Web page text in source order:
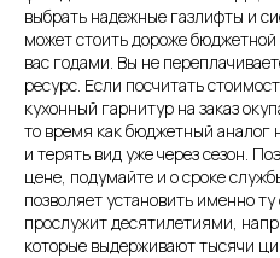
выбрать надежные газлифты и
может стоить дороже
вас годами. Вы не
ресурс. Если посчитать
кухонный гарнитур на заказ
то время как бюджетный аналог
и терять вид уже через сезон.
цене, подумайте и о сроке
позволяет установить именно
прослужит десятилетиями,
которые выдерживают тысячи